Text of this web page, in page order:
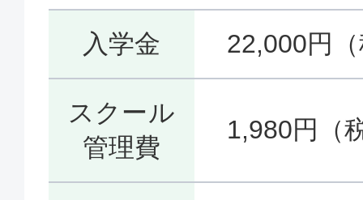
入学金 22,000円
スクール
管理費
1,980円（